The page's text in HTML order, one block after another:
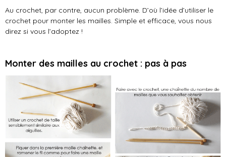
Au crochet, par contre, aucun problème. D’où l’idée d’utiliser le
crochet pour monter les mailles. Simple et efficace, vous nous
direz si vous l’adoptez !
Monter des mailles au crochet : pas à pas